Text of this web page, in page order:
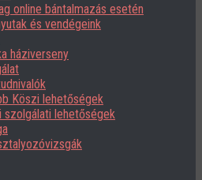
online bántalmazás esetén
és vendégeink
háziverseny
Köszi lehetőségek
szolgálati lehetőségek